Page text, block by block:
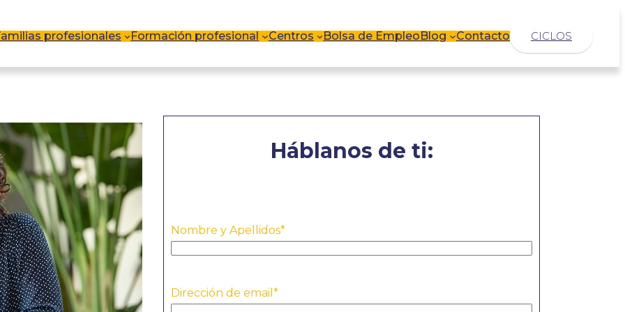
profesionales Formación profesional Centros Bolsa de EmpleoBlog Contacto CICLOS
Háblanos de ti:
Nombre y Apellidos*
Dirección de email *